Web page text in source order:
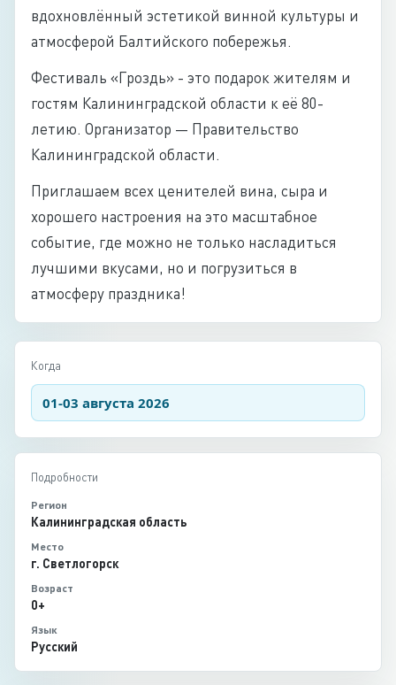
вдохновлённый эстетикой винной культуры и
атмосферой Балтийского побережья.
Фестиваль «Гроздь» - это подарок жителям и
гостям Калининградской области к её 80-
летию. Организатор — Правительство
Калининградской области.
Приглашаем всех ценителей вина, сыра и
хорошего настроения на это масштабное
событие, где можно не только насладиться
лучшими вкусами, но и погрузиться в
атмосферу праздника!
Когда
01-03 августа 2026
Подробности
Регион
Калининградская область
Место
г. Светлогорск
Возраст
0+
Язык
Русский